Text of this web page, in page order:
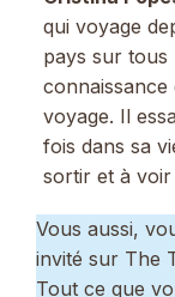
qui voyage
pays sur tous
connaissance
voyage. Il
fois dans sa
sortir et à voir
Vous aussi,
invité sur The
Tout ce que